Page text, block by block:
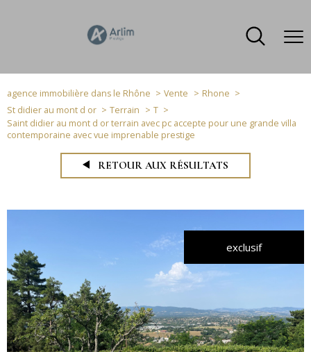
agence immobilière dans le Rhône Vente
Rhone
St didier au mont d or
Terrain
T
Saint didier au mont d or terrain avec pc accepte pour une grande villa
contemporaine avec vue imprenable prestige
RETOUR AUX RÉSULTATS
exclusif